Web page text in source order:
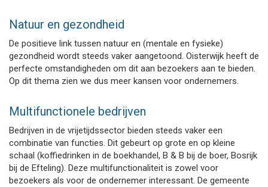
Natuur en gezondheid
De positieve link tussen natuur en (mentale en fysieke)
gezondheid wordt steeds vaker aangetoond. Oisterwijk heeft de
perfecte omstandigheden om dit aan bezoekers aan te bieden.
Op dit thema zien we dus meer kansen voor ondernemers.
Multifunctionele bedrijven
Bedrijven in de vrijetijdssector bieden steeds vaker een
combinatie van functies. Dit gebeurt op grote en op kleine
schaal (koffiedrinken in de boekhandel, B & B bij de boer, Bosrijk
bij de Efteling). Deze multifunctionaliteit is zowel voor
bezoekers als voor de ondernemer interessant. De gemeente